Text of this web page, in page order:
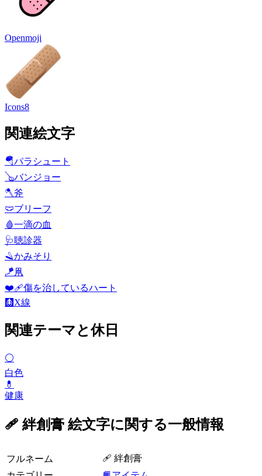
Openmoji
Icons8
関連絵文字
🪂パラシュート
🪕バンジョー
🪓斧
🩲ブリーフ
🩸一滴の血
🩺聴診器
🪒かみそり
🪁凧
❤️‍🩹傷を治しているハート
🩻 X線
関連テーマと休日
⚪
白色
💊
健康
🩹 絆創膏 絵文字に関する一般情報
フルネーム
🩹 絆創膏